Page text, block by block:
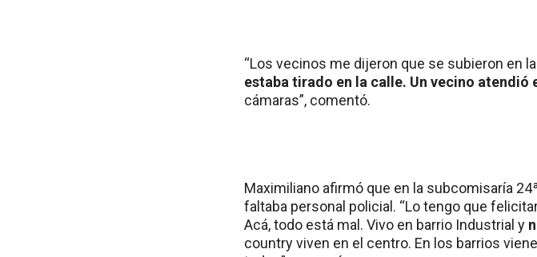
“Los vecinos me dijeron que se subieron en
estaba tirado en la calle. Un vecino
cámaras”, comentó.
Maximiliano afirmó que en la subcomisaría
faltaba personal policial. “Lo tengo que
Acá, todo está mal. Vivo en barrio Industrial y
country viven en el centro. En los barrios